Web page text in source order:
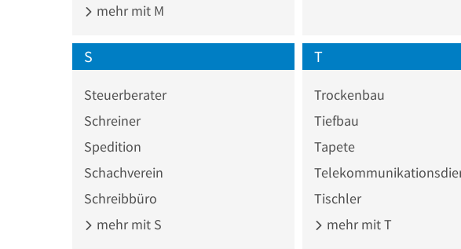
mehr mit M
S
Steuerberater
Schreiner
Spedition
Schachverein
Schreibbüro
mehr mit S
T
Trockenbau
Tiefbau
Tapete
Tischler
mehr mit T